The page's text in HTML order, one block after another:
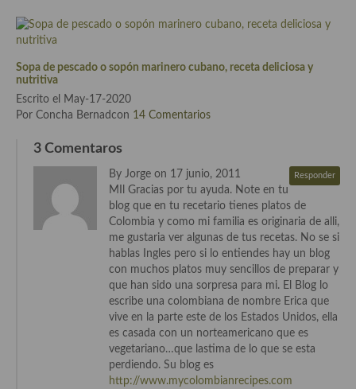
Entrantes
Gazpachos, salmorejos, sopas y cremas frías
Quínoa
Pasta
Arroces Y fideuás
Legumbres y cereales
Masas elaboradas con harina, pizzas, quiches y demás
Sopa de pescado o sopón marinero cubano, receta deliciosa y
nutritiva
Escrito el May-17-2020
Por Concha Bernadcon 14 Comentarios
3 Comentaros
By Jorge on 17 junio, 2011 Responder
MIl Gracias por tu ayuda. Note en tu
blog que en tu recetario tienes platos de
Colombia y como mi familia es originaria de alli,
me gustaria ver algunas de tus recetas. No se si
hablas Ingles pero si lo entiendes hay un blog
con muchos platos muy sencillos de preparar y
que han sido una sorpresa para mi. El Blog lo
escribe una colombiana de nombre Erica que
vive en la parte este de los Estados Unidos, ella
es casada con un norteamericano que es
vegetariano…que lastima de lo que se esta
perdiendo. Su blog es
http://www.mycolombianrecipes.com